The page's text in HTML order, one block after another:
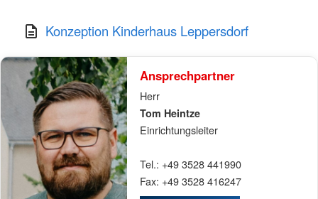
Konzeption Kinderhaus Leppersdorf
Ansprechpartner
Herr
Tom Heintze
Einrichtungsleiter
Tel.: +49 3528 441990
Fax: +49 3528 416247